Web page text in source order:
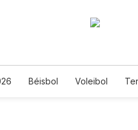
Béisbol Voleibol